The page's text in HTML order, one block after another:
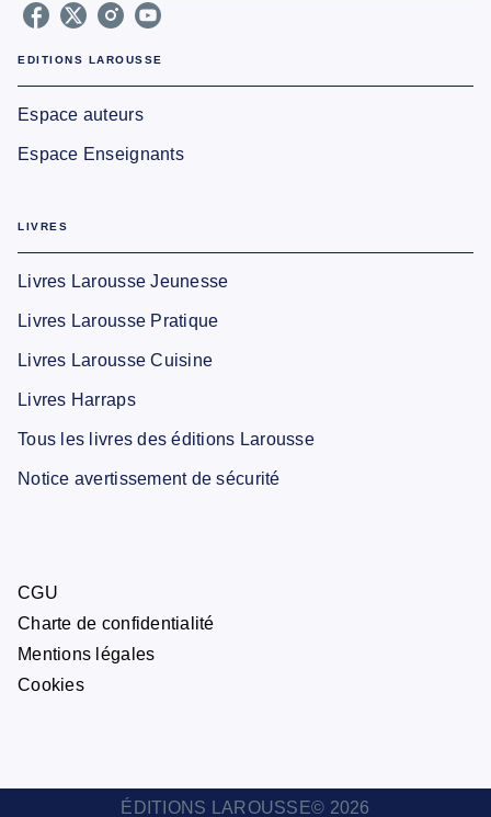
EDITIONS LAROUSSE
Espace auteurs
Espace Enseignants
LIVRES
Livres Larousse Jeunesse
Livres Larousse Pratique
Livres Larousse Cuisine
Livres Harraps
Tous les livres des éditions Larousse
Notice avertissement de sécurité
CGU
Charte de confidentialité
Mentions légales
Cookies
ÉDITIONS LAROUSSE© 2026